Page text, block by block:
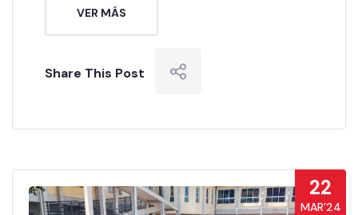
VER MÁS
Share This Post
22
MAR’24